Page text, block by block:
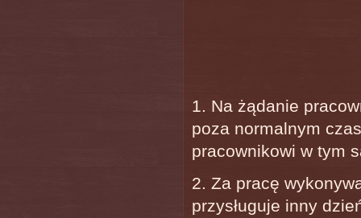
1. Na żądanie
poza normalnym
pracownikowi w tym
2. Za pracę
przysługuje inny